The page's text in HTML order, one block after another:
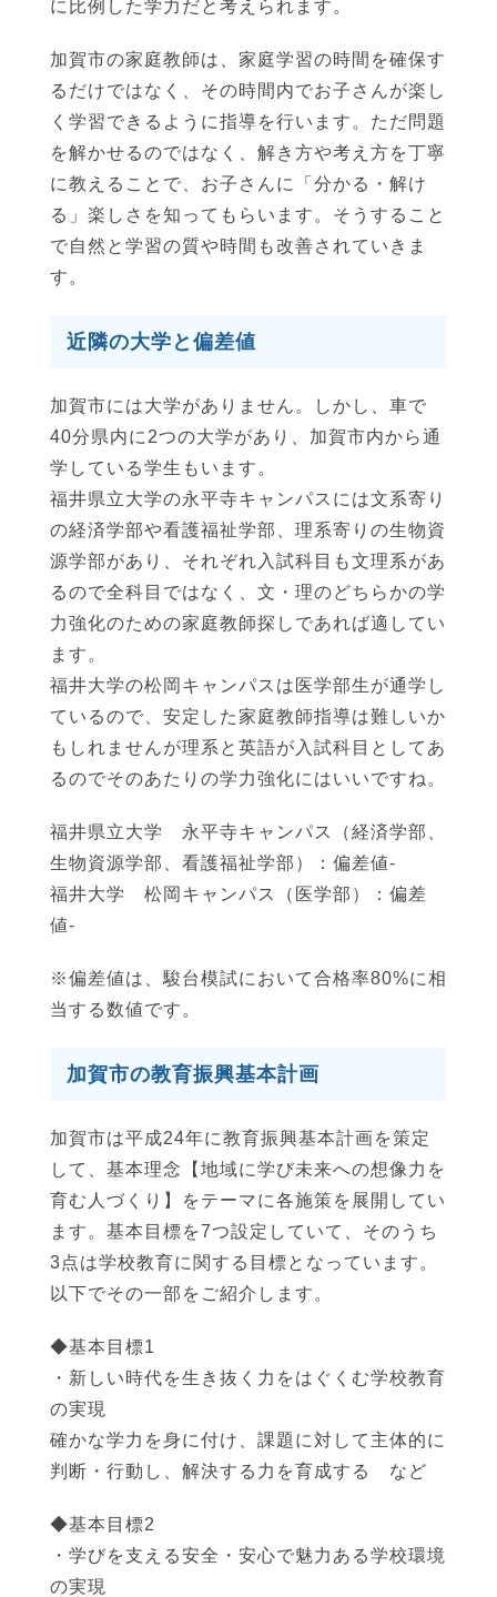
に比例した学力だと考えられます。
加賀市の家庭教師は、家庭学習の時間を確保す
るだけではなく、その時間内でお子さんが楽し
く学習できるように指導を行います。ただ問題
を解かせるのではなく、解き方や考え方を丁寧
に教えることで、お子さんに「分かる・解け
る」楽しさを知ってもらいます。そうすること
で自然と学習の質や時間も改善されていきま
す。
近隣の大学と偏差値
加賀市には大学がありません。しかし、車で
40分県内に2つの大学があり、加賀市内から通
学している学生もいます。
福井県立大学の永平寺キャンパスには文系寄り
の経済学部や看護福祉学部、理系寄りの生物資
源学部があり、それぞれ入試科目も文理系があ
るので全科目ではなく、文・理のどちらかの学
力強化のための家庭教師探しであれば適してい
ます。
福井大学の松岡キャンパスは医学部生が通学し
ているので、安定した家庭教師指導は難しいか
もしれませんが理系と英語が入試科目としてあ
るのでそのあたりの学力強化にはいいですね。
福井県立大学 永平寺キャンパス（経済学部、
生物資源学部、看護福祉学部）：偏差値-
福井大学 松岡キャンパス（医学部）：偏差
値-
※偏差値は、駿台模試において合格率80%に相
当する数値です。
加賀市の教育振興基本計画
加賀市は平成24年に教育振興基本計画を策定
して、基本理念【地域に学び未来への想像力を
育む人づくり】をテーマに各施策を展開してい
ます。基本目標を7つ設定していて、そのうち
3点は学校教育に関する目標となっています。
以下でその一部をご紹介します。
◆基本目標1
・新しい時代を生き抜く力をはぐくむ学校教育
の実現
確かな学力を身に付け、課題に対して主体的に
判断・行動し、解決する力を育成する など
◆基本目標2
・学びを支える安全・安心で魅力ある学校環境
の実現